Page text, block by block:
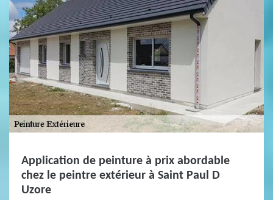
Application de peinture à prix abordable
chez le peintre extérieur à Saint Paul D
Uzore